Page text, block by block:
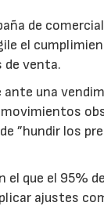
de
el
de venta.
una
”hundir los
que el 95%
ajustes